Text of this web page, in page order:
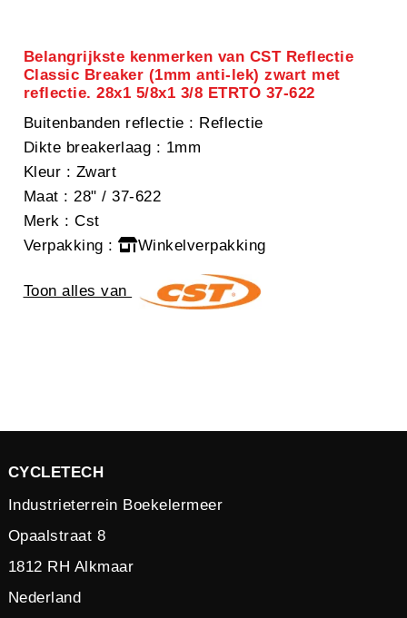
Belangrijkste kenmerken van CST Reflectie
Classic Breaker (1mm anti-lek) zwart met
reflectie. 28x1 5/8x1 3/8 ETRTO 37-622
Buitenbanden reflectie : Reflectie
Dikte breakerlaag : 1mm
Kleur : Zwart
Maat : 28" / 37-622
Merk : Cst
Verpakking : Winkelverpakking
Toon alles van
CYCLETECH
Industrieterrein Boekelermeer
Opaalstraat 8
1812 RH Alkmaar
Nederland